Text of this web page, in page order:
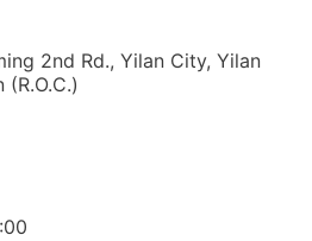
2nd Rd., Yilan City, Yilan